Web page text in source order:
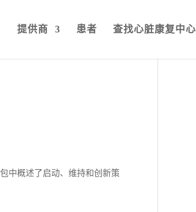
提供商 患者 查找心脏康复中心
中概述了启动、维持和创新策